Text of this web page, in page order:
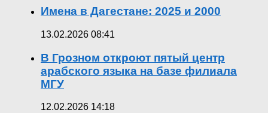
Имена в Дагестане: 2025 и 2000
13.02.2026 08:41
В Грозном откроют пятый центр
арабского языка на базе филиала
МГУ
12.02.2026 14:18